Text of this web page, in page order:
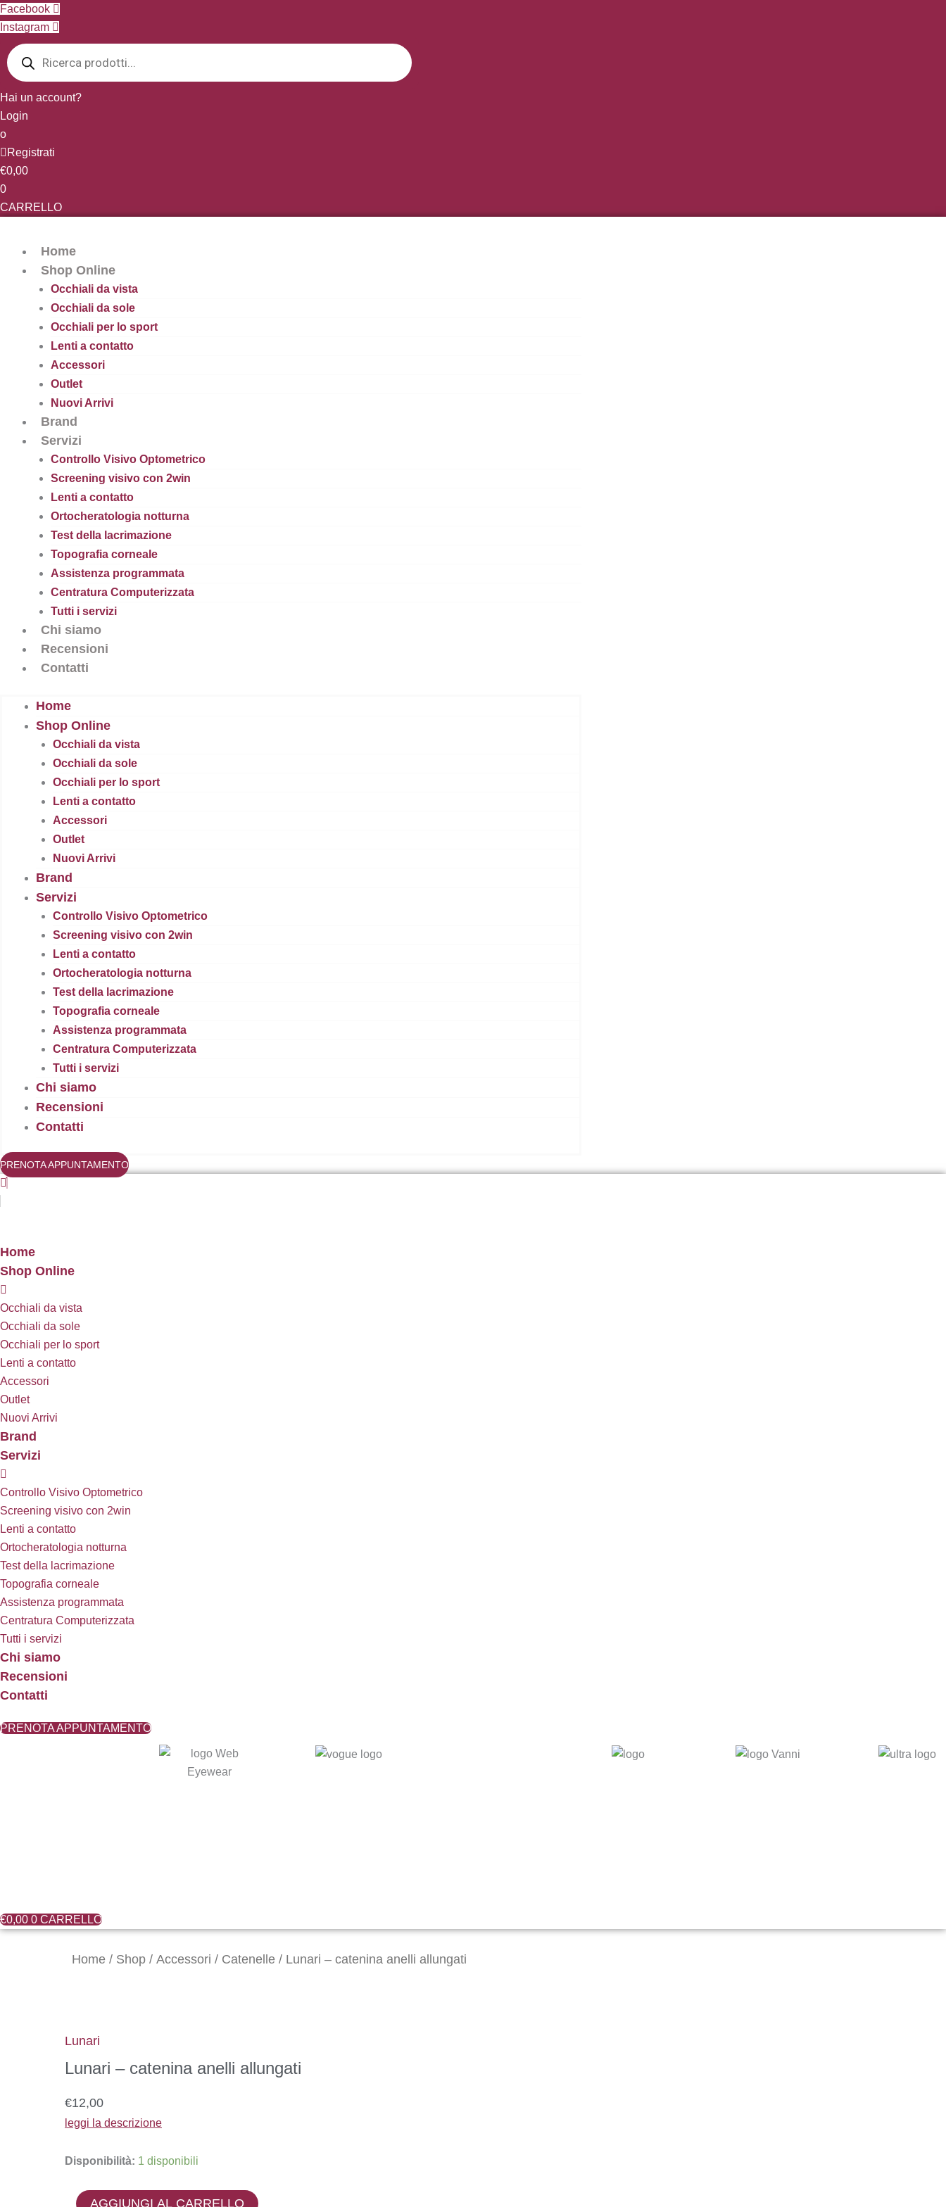
Vai
al
contenuto
Facebook
Instagram
Products
search
Hai un account?
Login
o
Registrati
€0,00
0
CARRELLO
Home
Shop Online
Occhiali da vista
Occhiali da sole
Occhiali per lo sport
Lenti a contatto
Accessori
Outlet
Nuovi Arrivi
Brand
Servizi
Controllo Visivo Optometrico
Screening visivo con 2win
Lenti a contatto
Ortocheratologia notturna
Test della lacrimazione
Topografia corneale
Assistenza programmata
Centratura Computerizzata
Tutti i servizi
Chi siamo
Recensioni
Contatti
Home
Shop Online
Occhiali da vista
Occhiali da sole
Occhiali per lo sport
Lenti a contatto
Accessori
Outlet
Nuovi Arrivi
Brand
Servizi
Controllo Visivo Optometrico
Screening visivo con 2win
Lenti a contatto
Ortocheratologia notturna
Test della lacrimazione
Topografia corneale
Assistenza programmata
Centratura Computerizzata
Tutti i servizi
Chi siamo
Recensioni
Contatti
PRENOTA APPUNTAMENTO
Home
Shop Online
Occhiali da vista
Occhiali da sole
Occhiali per lo sport
Lenti a contatto
Accessori
Outlet
Nuovi Arrivi
Brand
Servizi
Controllo Visivo Optometrico
Screening visivo con 2win
Lenti a contatto
Ortocheratologia notturna
Test della lacrimazione
Topografia corneale
Assistenza programmata
Centratura Computerizzata
Tutti i servizi
Chi siamo
Recensioni
Contatti
PRENOTA APPUNTAMENTO
€0,00 0 CARRELLO
Home / Shop / Accessori / Catenelle / Lunari – catenina anelli allungati
Lunari
Lunari – catenina anelli allungati
€12,00
leggi la descrizione
Disponibilità: 1 disponibili
AGGIUNGI AL CARRELLO